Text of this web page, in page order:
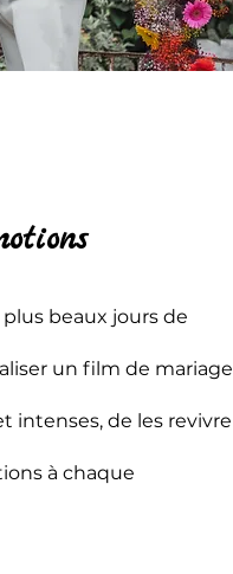
beaux jours de
un film de mariage
intenses, de les revivre
à chaque